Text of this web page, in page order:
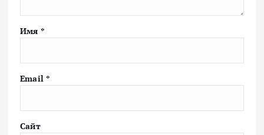
Имя *
Email *
Сайт